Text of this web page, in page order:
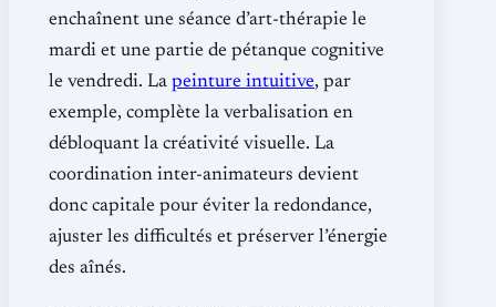
enchaînent une séance d’art-thérapie le
mardi et une partie de pétanque cognitive
le vendredi. La peinture intuitive, par
exemple, complète la verbalisation en
débloquant la créativité visuelle. La
coordination inter-animateurs devient
donc capitale pour éviter la redondance,
ajuster les difficultés et préserver l’énergie
des aînés.